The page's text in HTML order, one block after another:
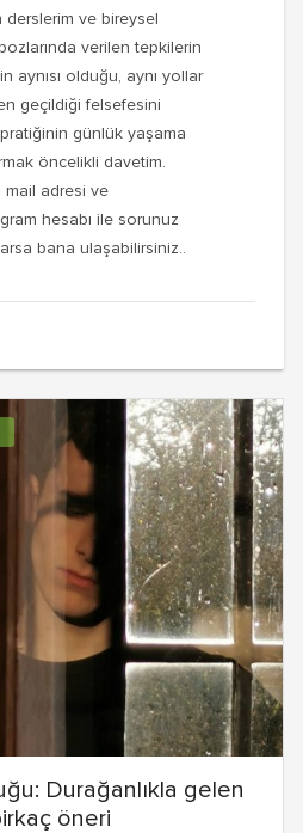
ve bireysel
verilen tepkilerin
aynısı olduğu, aynı yollar
geçildiği felsefesini
günlük yaşama
öncelikli davetim.
mail adresi ve
hesabı ile sorunuz
bana ulaşabilirsiniz..
Durağanlıkla gelen
öneri